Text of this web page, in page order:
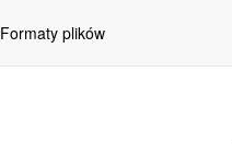
Formaty plików